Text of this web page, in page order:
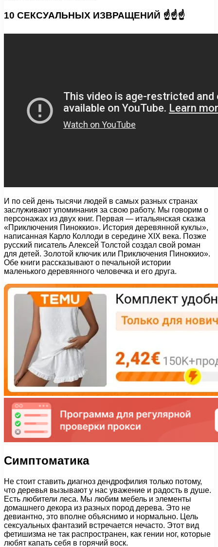
10 СЕКСУАЛЬНЫХ ИЗВРАЩЕНИЙ ☝☝☝
И по сей день тысячи людей в самых разных странах
заслуживают упоминания за свою работу. Мы говорим о
персонажах из двух книг. Первая — итальянская сказка
«Приключения Пиноккио». История деревянной куклы»,
написанная Карло Коллоди в середине XIX века. Позже
русский писатель Алексей Толстой создал свой роман
для детей. Золотой ключик или Приключения Пиноккио».
Обе книги рассказывают о печальной истории
маленького деревянного человечка и его друга.
Симптоматика
Не стоит ставить диагноз дендрофилия только потому,
что деревья вызывают у нас уважение и радость в душе.
Есть любители леса. Мы любим мебель и элементы
домашнего декора из разных пород дерева. Это не
девиантно, это вполне объяснимо и нормально. Цель
сексуальных фантазий встречается нечасто. Этот вид
фетишизма не так распространен, как гении ног, которые
любят капать себя в горячий воск.